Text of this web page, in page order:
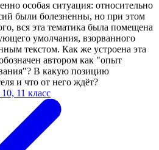
особая ситуация: относительно
были болезненны, но при этом
вся эта тематика была помещена
умолчания, взорванного
текстом. Как же устроена эта
автором как "опыт
В какую позицию
и что от него ждёт?
11 класс